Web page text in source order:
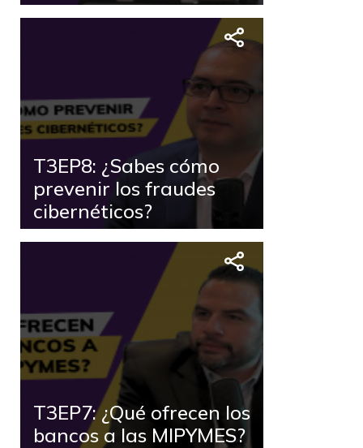
T3EP8: ¿Sabes cómo
prevenir los fraudes
cibernéticos?
T3EP7: ¿Qué ofrecen los
bancos a las MIPYMES?